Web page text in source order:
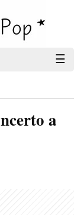
☰
a